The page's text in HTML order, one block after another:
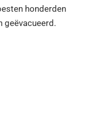
honderden
geëvacueerd.